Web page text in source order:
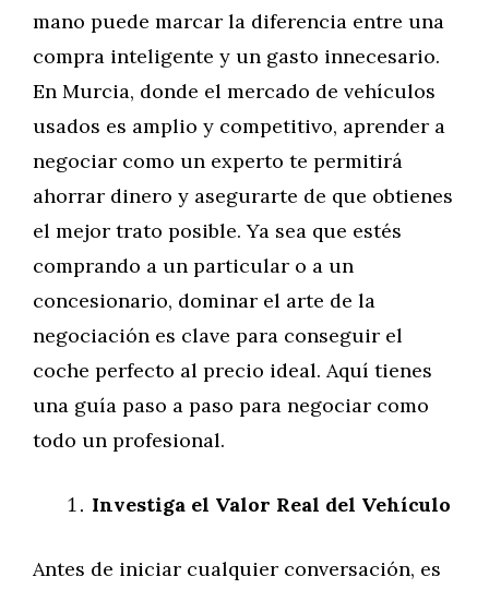
mano puede marcar la diferencia entre una
compra inteligente y un gasto innecesario.
En Murcia, donde el mercado de vehículos
usados es amplio y competitivo, aprender a
negociar como un experto te permitirá
ahorrar dinero y asegurarte de que obtienes
el mejor trato posible. Ya sea que estés
comprando a un particular o a un
concesionario, dominar el arte de la
negociación es clave para conseguir el
coche perfecto al precio ideal. Aquí tienes
una guía paso a paso para negociar como
todo un profesional.
Investiga el Valor Real del Vehículo
Antes de iniciar cualquier conversación, es